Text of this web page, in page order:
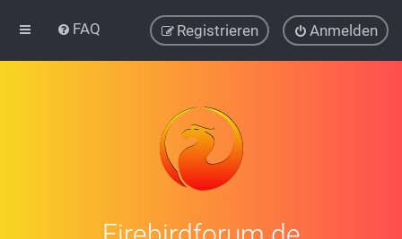
FAQ Anmelden
Registrieren